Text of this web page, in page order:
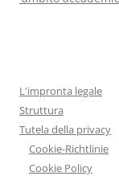
L'impronta legale
Struttura
Tutela della privacy
Cookie-Richtlinie
Cookie Policy